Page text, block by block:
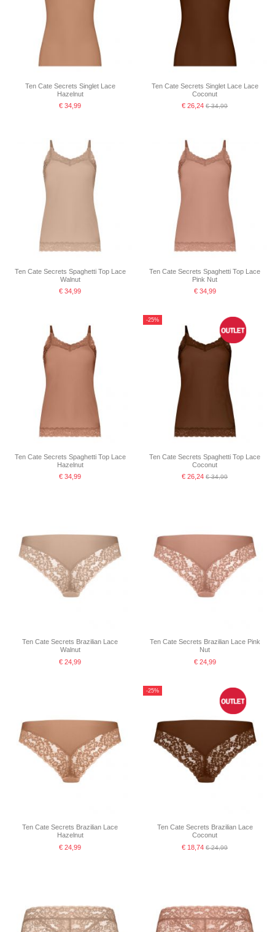
Ten Cate Secrets Singlet Lace
Hazelnut
€ 34,99
Ten Cate Secrets Singlet Lace Lace
Coconut
€ 26,24€ 34,99
Ten Cate Secrets Spaghetti Top Lace
Walnut
€ 34,99
Ten Cate Secrets Spaghetti Top Lace
Pink Nut
€ 34,99
Ten Cate Secrets Spaghetti Top Lace
Hazelnut
€ 34,99
-25%
Ten Cate Secrets Spaghetti Top Lace
Coconut
€ 26,24€ 34,99
Ten Cate Secrets Brazilian Lace
Walnut
€ 24,99
Ten Cate Secrets Brazilian Lace Pink
Nut
€ 24,99
Ten Cate Secrets Brazilian Lace
Hazelnut
€ 24,99
-25%
Ten Cate Secrets Brazilian Lace
Coconut
€ 18,74€ 24,99